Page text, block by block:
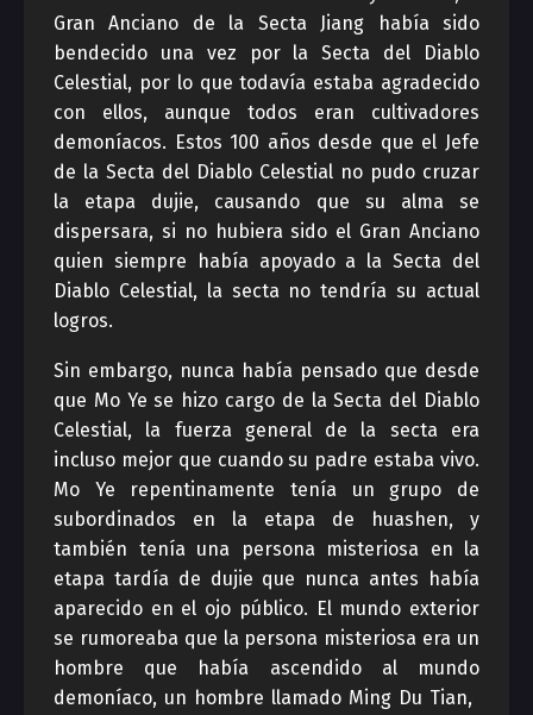
Gran Anciano de la Secta Jiang había sido
bendecido una vez por la Secta del Diablo
Celestial, por lo que todavía estaba agradecido
con ellos, aunque todos eran cultivadores
demoníacos. Estos 100 años desde que el Jefe
de la Secta del Diablo Celestial no pudo cruzar
la etapa dujie, causando que su alma se
dispersara, si no hubiera sido el Gran Anciano
quien siempre había apoyado a la Secta del
Diablo Celestial, la secta no tendría su actual
logros.
Sin embargo, nunca había pensado que desde
que Mo Ye se hizo cargo de la Secta del Diablo
Celestial, la fuerza general de la secta era
incluso mejor que cuando su padre estaba vivo.
Mo Ye repentinamente tenía un grupo de
subordinados en la etapa de huashen, y
también tenía una persona misteriosa en la
etapa tardía de dujie que nunca antes había
aparecido en el ojo público. El mundo exterior
se rumoreaba que la persona misteriosa era un
hombre que había ascendido al mundo
demoníaco, un hombre llamado Ming Du Tian, ​​